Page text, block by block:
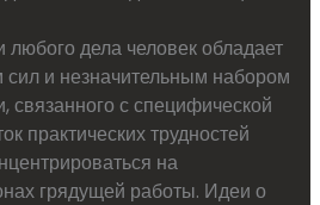
дела человек обладает
и незначительным набором
связанного с специфической
практических трудностей
на
грядущей работы. Идеи о